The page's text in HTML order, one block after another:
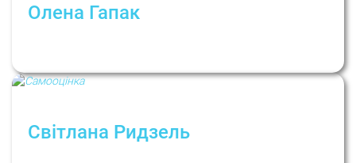
Олена Гапак
Світлана Ридзель